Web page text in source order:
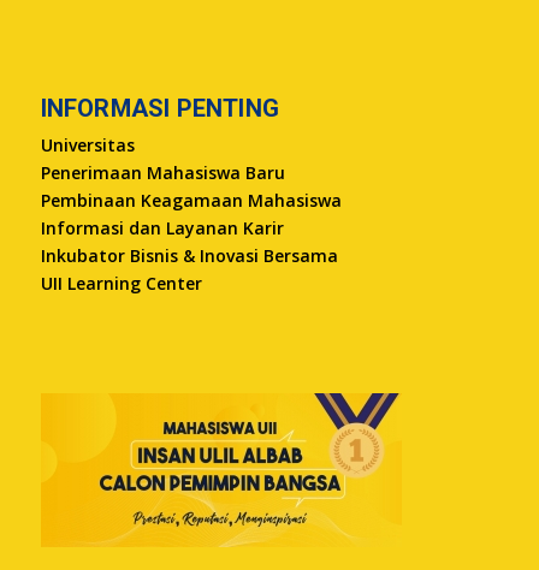
INFORMASI PENTING
Universitas
Penerimaan Mahasiswa Baru
Pembinaan Keagamaan Mahasiswa
Informasi dan Layanan Karir
Inkubator Bisnis & Inovasi Bersama
UII Learning Center